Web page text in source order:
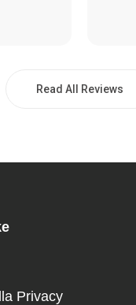
Read All Reviews
Privacy